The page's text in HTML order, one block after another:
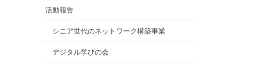
活動報告
シニア世代のネットワーク構築事業
デジタル学びの会